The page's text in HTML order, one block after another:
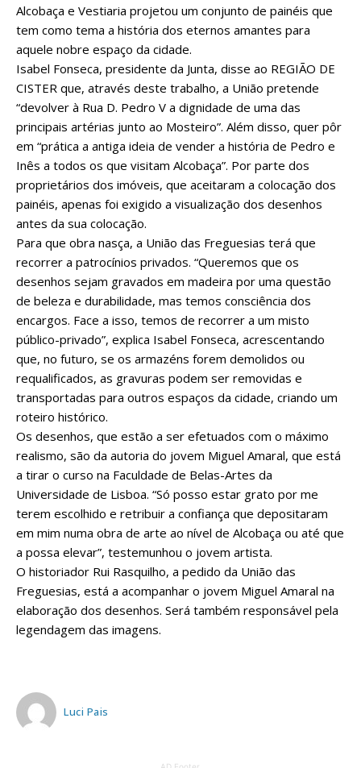
Alcobaça e Vestiaria projetou um conjunto de painéis que
tem como tema a história dos eternos amantes para
aquele nobre espaço da cidade.
Isabel Fonseca, presidente da Junta, disse ao REGIÃO DE
CISTER que, através deste trabalho, a União pretende
“devolver à Rua D. Pedro V a dignidade de uma das
principais artérias junto ao Mosteiro”. Além disso, quer pôr
em “prática a antiga ideia de vender a história de Pedro e
Inês a todos os que visitam Alcobaça”. Por parte dos
proprietários dos imóveis, que aceitaram a colocação dos
painéis, apenas foi exigido a visualização dos desenhos
antes da sua colocação.
Para que obra nasça, a União das Freguesias terá que
recorrer a patrocínios privados. “Queremos que os
desenhos sejam gravados em madeira por uma questão
de beleza e durabilidade, mas temos consciência dos
encargos. Face a isso, temos de recorrer a um misto
público-privado”, explica Isabel Fonseca, acrescentando
que, no futuro, se os armazéns forem demolidos ou
requalificados, as gravuras podem ser removidas e
transportadas para outros espaços da cidade, criando um
roteiro histórico.
Os desenhos, que estão a ser efetuados com o máximo
realismo, são da autoria do jovem Miguel Amaral, que está
a tirar o curso na Faculdade de Belas-Artes da
Universidade de Lisboa. “Só posso estar grato por me
terem escolhido e retribuir a confiança que depositaram
em mim numa obra de arte ao nível de Alcobaça ou até que
a possa elevar”, testemunhou o jovem artista.
O historiador Rui Rasquilho, a pedido da União das
Freguesias, está a acompanhar o jovem Miguel Amaral na
elaboração dos desenhos. Será também responsável pela
legendagem das imagens.
Luci Pais